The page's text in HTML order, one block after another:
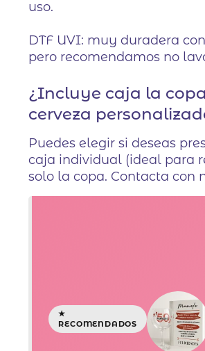
uso.
DTF UVI: muy duradera
pero recomendamos no
¿Incluye caja la
cerveza
Puedes elegir si deseas
caja individual (ideal para
solo la copa. Contacta con